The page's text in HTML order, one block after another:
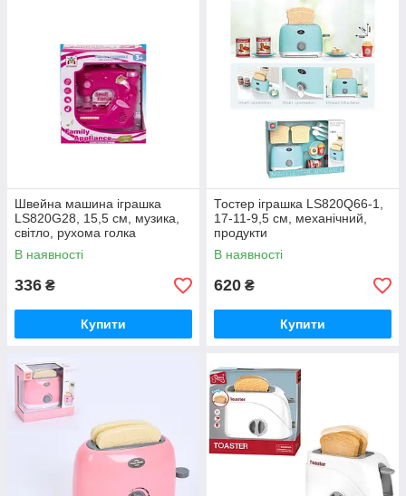
Швейна машина іграшка
LS820G28, 15,5 см, музика,
світло, рухома голка
В наявності
336 ₴
Купити
Тостер іграшка LS820Q66-1,
17-11-9,5 см, механічний,
продукти
В наявності
620 ₴
Купити